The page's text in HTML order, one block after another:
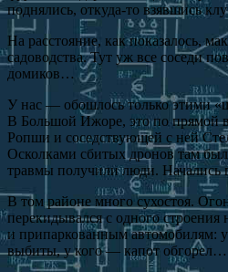
поднялись, откуда-то взявшись
На расстояние, как показалось,
садоводства. Тут уж все соседи
домиков…
У нас — обошлось только этими
В Большой Ижоре, это по прямой
Ропши и соседствующей с ней
Осколками сбитых дронов там
травмы получили люди. Начались
В том районе много сухостоя.
перекидывался с одного строения
и припаркованным автомобилям: у
выбиты, у кого — капот обгорел…